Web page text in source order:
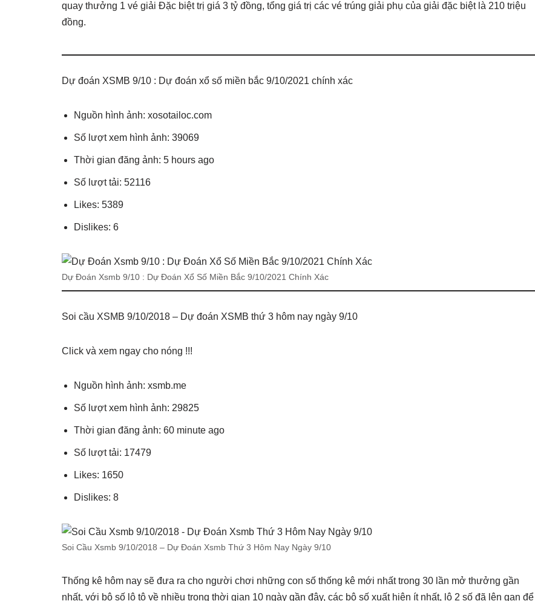
quay thưởng 1 vé giải Đặc biệt trị giá 3 tỷ đồng, tổng giá trị các vé trúng giải phụ của giải đặc biệt là 210 triệu
đồng.
Dự đoán XSMB 9/10 : Dự đoán xổ số miền bắc 9/10/2021 chính xác
Nguồn hình ảnh: xosotailoc.com
Số lượt xem hình ảnh: 39069
Thời gian đăng ảnh: 5 hours ago
Số lượt tải: 52116
Likes: 5389
Dislikes: 6
Dự Đoán Xsmb 9/10 : Dự Đoán Xổ Số Miền Bắc 9/10/2021 Chính Xác
Soi cầu XSMB 9/10/2018 – Dự đoán XSMB thứ 3 hôm nay ngày 9/10
Click và xem ngay cho nóng !!!
Nguồn hình ảnh: xsmb.me
Số lượt xem hình ảnh: 29825
Thời gian đăng ảnh: 60 minute ago
Số lượt tải: 17479
Likes: 1650
Dislikes: 8
Soi Cầu Xsmb 9/10/2018 – Dự Đoán Xsmb Thứ 3 Hôm Nay Ngày 9/10
Thống kê hôm nay sẽ đưa ra cho người chơi những con số thống kê mới nhất trong 30 lần mở thưởng gần
nhất, với bộ số lô tô về nhiều trong thời gian 10 ngày gần đây, các bộ số xuất hiện ít nhất, lô 2 số đã lên gan để